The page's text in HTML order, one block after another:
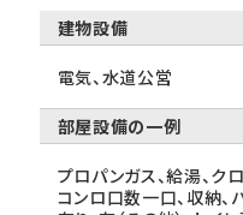
建物設備
電気、水道公営
部屋設備の一例
プロパンガス、給湯、ク
コンロ口数一口、収納、